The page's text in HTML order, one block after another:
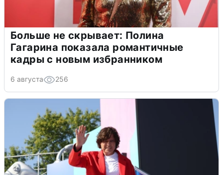
Больше не скрывает: Полина
Гагарина показала романтичные
кадры с новым избранником
6 августа 256